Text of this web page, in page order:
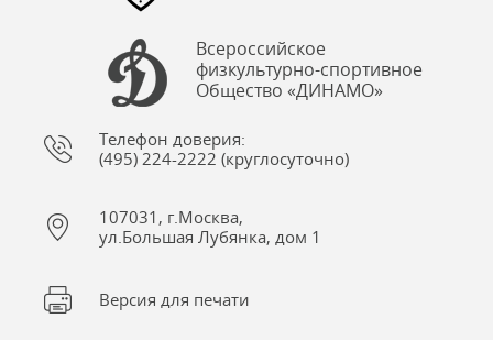
Всероссийское
физкультурно-спортивное
Общество «ДИНАМО»
Телефон доверия:
(495) 224-2222 (круглосуточно)
107031, г.Москва,
ул.Большая Лубянка, дом 1
Версия для печати